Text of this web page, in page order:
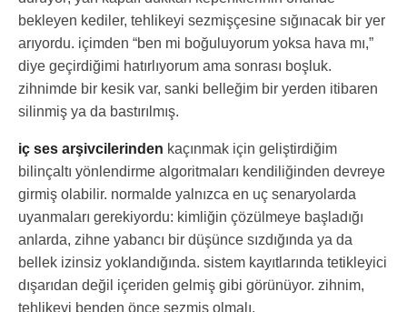
bekleyen kediler, tehlikeyi sezmişçesine sığınacak bir yer
arıyordu. içimden “ben mi boğuluyorum yoksa hava mı,”
diye geçirdiğimi hatırlıyorum ama sonrası boşluk.
zihnimde bir kesik var, sanki belleğim bir yerden itibaren
silinmiş ya da bastırılmış.
iç ses arşivcilerinden kaçınmak için geliştirdiğim
bilinçaltı yönlendirme algoritmaları kendiliğinden devreye
girmiş olabilir. normalde yalnızca en uç senaryolarda
uyanmaları gerekiyordu: kimliğin çözülmeye başladığı
anlarda, zihne yabancı bir düşünce sızdığında ya da
bellek izinsiz yoklandığında. sistem kayıtlarında tetikleyici
dışarıdan değil içeriden gelmiş gibi görünüyor. zihnim,
tehlikeyi benden önce sezmiş olmalı.